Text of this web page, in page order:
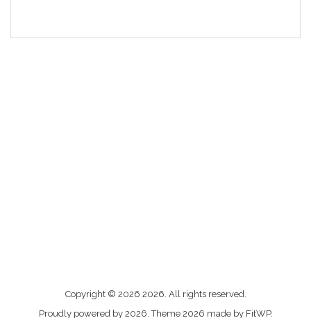
contacter
Copyright © 2026 2026. All rights reserved.
Proudly powered by 2026. Theme 2026 made by FitWP.